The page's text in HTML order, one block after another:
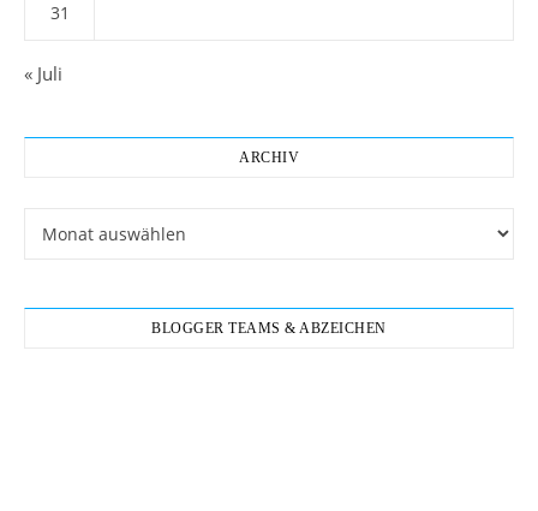
31
« Juli
ARCHIV
BLOGGER TEAMS & ABZEICHEN